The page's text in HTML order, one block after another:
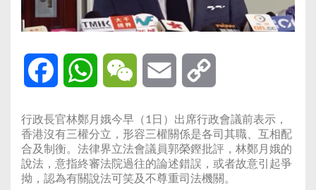
Facebook WhatsAppWeChat Email
行政長官林鄭月娥今早（1日）出席行政會議前表示，
香港沒有三權分立，形容三權關係是各司其職、互相配
合及制衡。法律界立法會議員郭榮鏗批評，林鄭月娥的
說法，意指終審法院過往的論述錯誤，或者故意引起爭
拗，認為有關說法可笑及不尊重司法機關。